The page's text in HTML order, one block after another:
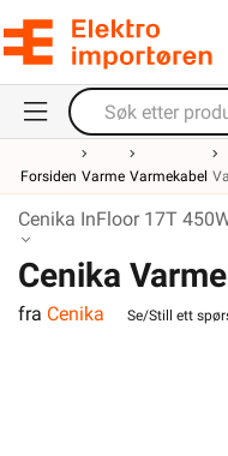
Forsiden Varme Varmekabel
Cenika InFloor 17T
Cenika
InFloor
fra Cenika Se/Still ett